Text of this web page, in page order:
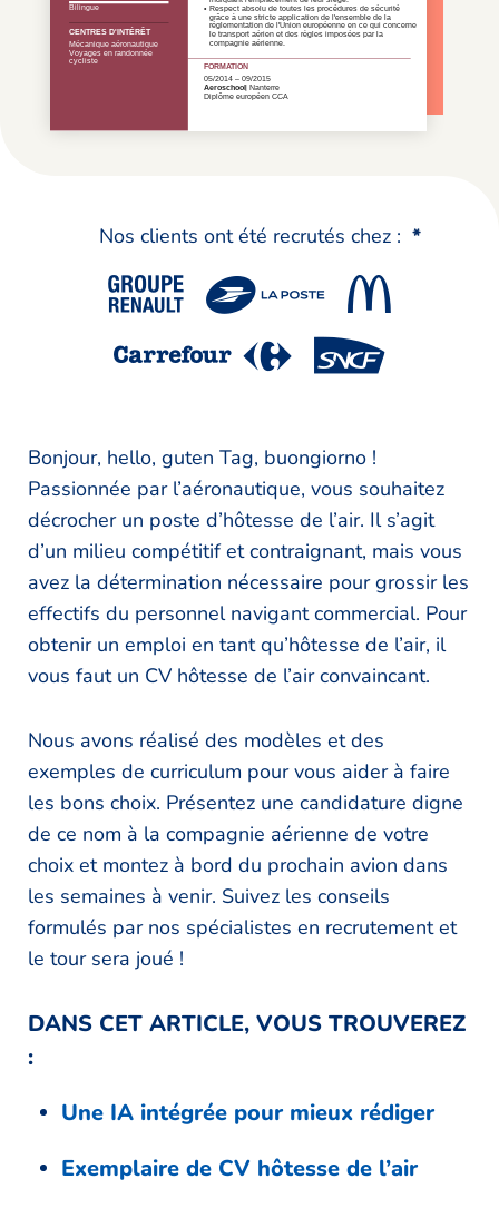
Nos clients ont été recrutés chez : *
Bonjour, hello, guten Tag, buongiorno !
Passionnée par l’aéronautique, vous souhaitez
décrocher un poste d’hôtesse de l’air. Il s’agit
d’un milieu compétitif et contraignant, mais vous
avez la détermination nécessaire pour grossir les
effectifs du personnel navigant commercial. Pour
obtenir un emploi en tant qu’hôtesse de l’air, il
vous faut un CV hôtesse de l’air convaincant.
Nous avons réalisé des modèles et des
exemples de curriculum pour vous aider à faire
les bons choix. Présentez une candidature digne
de ce nom à la compagnie aérienne de votre
choix et montez à bord du prochain avion dans
les semaines à venir. Suivez les conseils
formulés par nos spécialistes en recrutement et
le tour sera joué !
DANS CET ARTICLE, VOUS TROUVEREZ
:
Une IA intégrée pour mieux rédiger
Exemplaire de CV hôtesse de l’air